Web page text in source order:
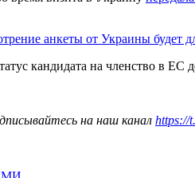
анкеты от Украины будет
кандидата на членство в ЕС
на наш канал https://